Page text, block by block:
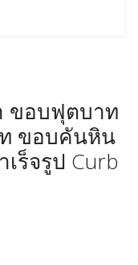
ขอบฟุตบาท
ขอบคันหิน
ร็จรูป Curb